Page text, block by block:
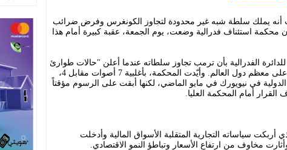
أنه يملك سلطة شبه غير محدودة لتجاوز الكونغرس وفرض ضرائب
محكمة استئناف فدرالية وضعت، يوم الجمعة، عقبة كبيرة أمام هذا
الفدرالية بأن ترمب تجاوز سلطاته عندما أعلن "حالات طوارئ
وطنية" لتبرير فرض رسوم استيراد على معظم دول العالم. وأيّدت المحكمة، بأغلبية 7 أصوات مقابل 4،
في نيويورك في مايو الماضي، لكنها أبقت على الرسوم مؤقتاً
أمام المحكمة العليا.
سياساته التجارية المتقلبة الأسواق المالية وأدخلت
مخاوف من ارتفاع الأسعار وتباطؤ النمو الاقتصادي.